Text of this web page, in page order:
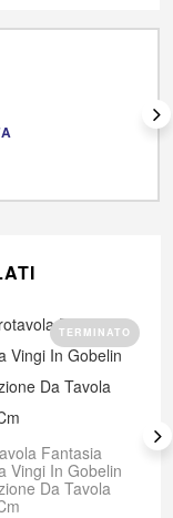
TERMINATO
Fantasia
Vingi In Gobelin
Da Tavola